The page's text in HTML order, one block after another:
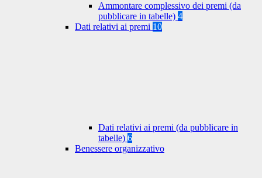
Ammontare complessivo dei premi (da
pubblicare in tabelle) 4
Dati relativi ai premi 10
Dati relativi ai premi (da pubblicare in
tabelle) 6
Benessere organizzativo